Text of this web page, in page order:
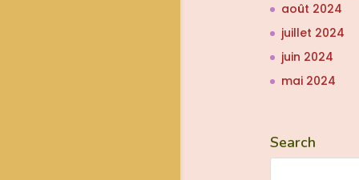
août 2024
juillet 2024
juin 2024
mai 2024
Search